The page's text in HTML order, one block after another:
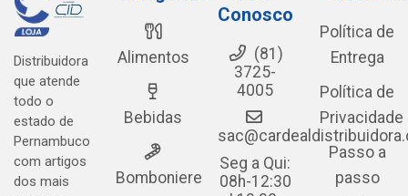
Distribuidora
que atende
todo o
estado de
Pernambuco
com artigos
dos mais
Alimentos
Bebidas
Bomboniere
Conosco
(81)
3725-
4005
Seg a Qui:
08h-12:30
Política de
Entrega
Política de
Privacidade
Passo a
passo